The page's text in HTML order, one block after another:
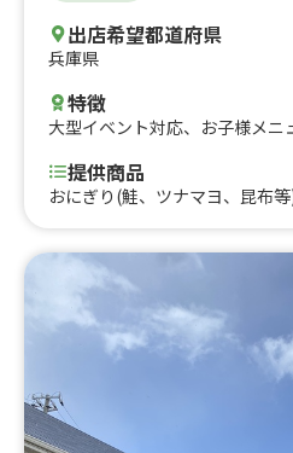
ベント：ハイボール、コーンス
ア、ビール、おにぎり あらほ
来たこんぶ、おにぎり めんツ
かか、おにぎり 白塩、おにぎ
き（ハーフ）、お味噌汁
出店希望都道府県
兵庫県
特徴
大型イベント対応、 お子様メニ
提供商品
おにぎり(鮭、ツナマヨ、昆布